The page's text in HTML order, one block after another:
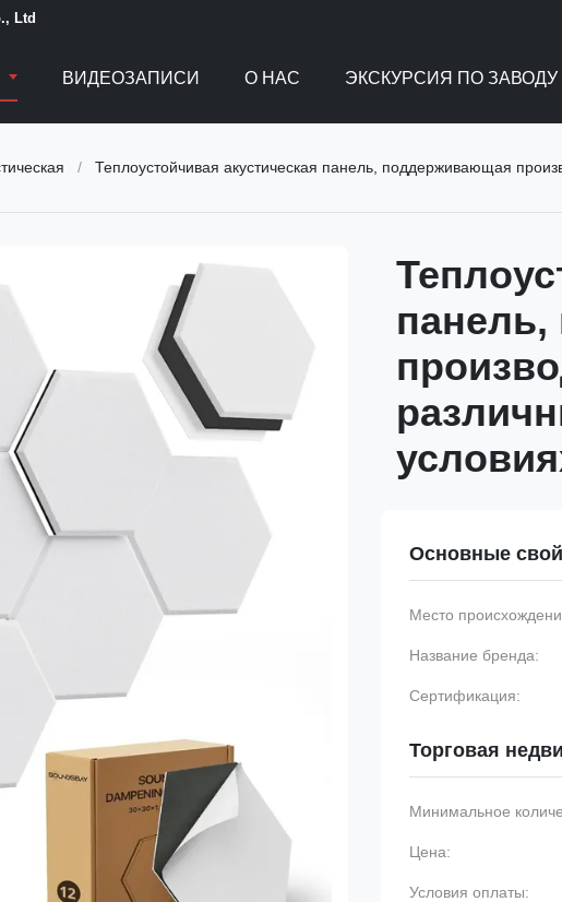
Ltd
ВИДЕОЗАПИСИ О НАС ЭКСКУРСИЯ ПО ЗАВОДУ
/ Теплоустойчивая акустическая панель, поддерживающая
Основные
Место
Название бренда:
Сертификация:
Торговая
Минимальное
Цена:
Условия оплаты: